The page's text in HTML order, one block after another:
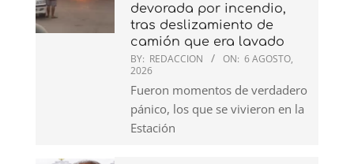
devorada por incendio,
tras deslizamiento de
camión que era lavado
BY: REDACCION ON: 6 AGOSTO,
2026
Fueron momentos de verdadero
pánico, los que se vivieron en la
Estación